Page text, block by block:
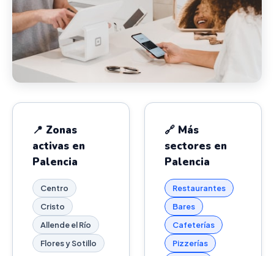
📍 Zonas
activas en
Palencia
Centro
Cristo
Allende el Río
Flores y Sotillo
🔗 Más
sectores en
Palencia
Restaurantes
Bares
Cafeterías
Pizzerías